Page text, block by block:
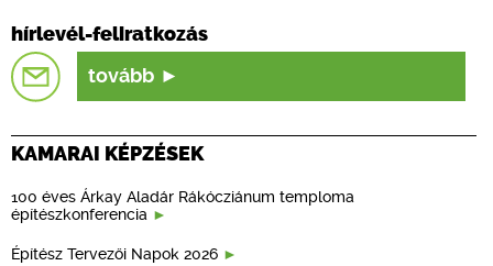
hírlevél-feliratkozás
tovább
KAMARAI KÉPZÉSEK
100 éves Árkay Aladár Rákócziánum temploma
építészkonferencia
Építész Tervezői Napok 2026